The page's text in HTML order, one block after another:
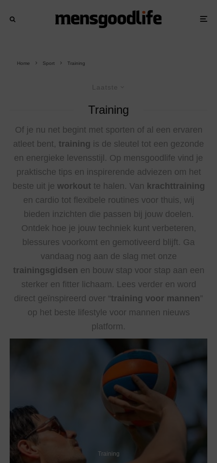
Home Sport Training
Laatste
Training
Of je nu net begint met sporten of al een ervaren
atleet bent, training is de sleutel tot een gezonde
en energieke levensstijl. Op mensgoodlife vind je
praktische tips en inspirerende adviezen om het
beste uit je workout te halen. Van krachttraining
en cardio tot flexibele routines voor thuis, wij
bieden inzichten die passen bij jouw doelen.
Ontdek hoe je jouw techniek kunt verbeteren,
blessures voorkomt en gemotiveerd blijft. Ga
vandaag nog aan de slag met onze
trainingsgidsen en bouw stap voor stap aan een
sterker en fitter lichaam. Lees verder en word
direct geïnspireerd over “training voor mannen”
op het beste lifestyle voor mannen nieuws
platform.
Training